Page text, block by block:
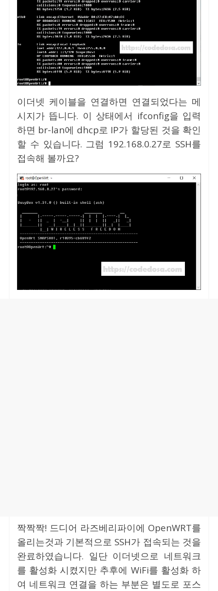
이더넷 케이블을 연결하면 연결되었다는 메
시지가 뜹니다. 이 상태에서 ifconfig을 입력
하면 br-lan에 dhcp로 IP가 할당된 것을 확인
할 수 있습니다. 그럼 192.168.0.27로 SSH를
접속해 볼까요?
짝짝짝! 드디어 라즈베리파이에 OpenWRT를
올리는것과 기본적으로 SSH가 접속되는 것을
완료하였습니다. 일단 이더넷으로 네트워크
를 활성화 시켰지만 추후에 WiFi를 활성화 하
여 네트워크 연결을 하는 부분은 별도로 포스